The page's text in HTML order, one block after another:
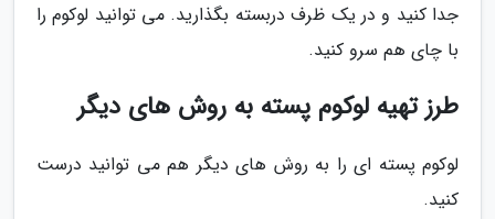
جدا کنید و در یک ظرف دربسته بگذارید. می توانید لوکوم را
با چای هم سرو کنید.
طرز تهیه لوکوم پسته به روش های دیگر
لوکوم پسته ای را به روش های دیگر هم می توانید درست
کنید.